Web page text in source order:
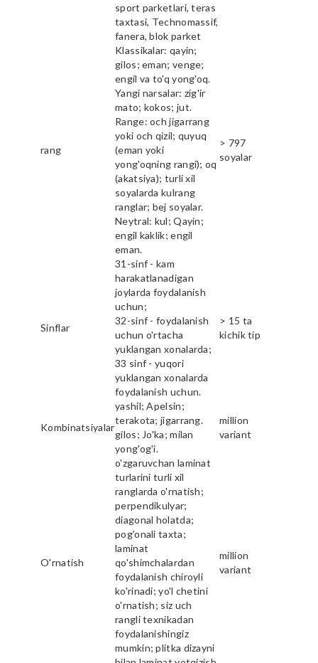
sport parketlari, teras
taxtasi, Technomassif,
fanera, blok parket
rang
Klassikalar: qayin;
gilos; eman; venge;
engil va to'q yong'oq.
Yangi narsalar: zig'ir
mato; kokos; jut.
Range: och jigarrang
yoki och qizil; quyuq
(eman yoki
yong'oqning rangi); oq
(akatsiya); turli xil
soyalarda kulrang
ranglar; bej soyalar.
Neytral: kul; Qayin;
engil kaklik; engil
eman.
> 797
soyalar
Sinflar
31-sinf - kam
harakatlanadigan
joylarda foydalanish
uchun;
32-sinf - foydalanish
uchun o'rtacha
yuklangan xonalarda;
33 sinf - yuqori
yuklangan xonalarda
foydalanish uchun.
> 15 ta
kichik tip
Kombinatsiyalar
yashil; Apelsin;
terakota; jigarrang.
gilos; Jo'ka; milan
yong'og'i.
million
variant
O'rnatish
o'zgaruvchan laminat
turlarini turli xil
ranglarda o'rnatish;
perpendikulyar;
diagonal holatda;
pog'onali taxta;
laminat
qo'shimchalardan
foydalanish chiroyli
ko'rinadi; yo'l chetini
o'rnatish; siz uch
rangli texnikadan
foydalanishingiz
mumkin; plitka dizayni
million
variant